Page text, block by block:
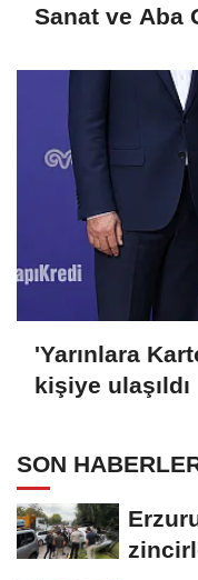
Sanat ve Aba
'Yarınlara
kişiye ulaşıldı
SON